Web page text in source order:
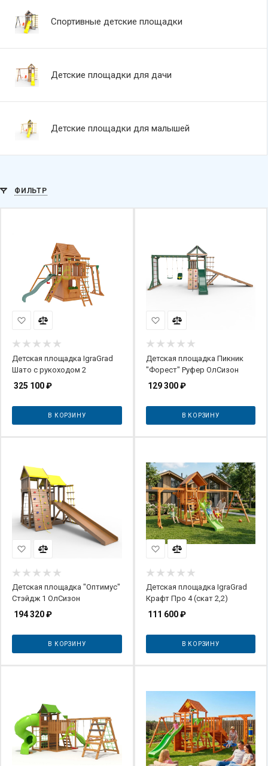
Спортивные детские площадки
Детские площадки для дачи
Детские площадки для малышей
ФИЛЬТР
Детская площадка IgraGrad
Шато с рукоходом 2
325 100₽
В КОРЗИНУ
Детская площадка Пикник
"Форест" Руфер ОлСизон
129 300₽
В КОРЗИНУ
Детская площадка "Оптимус"
Стэйдж 1 ОлСизон
194 320₽
В КОРЗИНУ
Детская площадка IgraGrad
Крафт Про 4 (скат 2,2)
111 600₽
В КОРЗИНУ